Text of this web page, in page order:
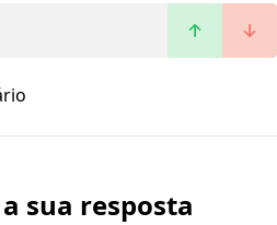
sua resposta